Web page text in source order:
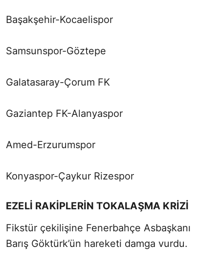
Başakşehir-Kocaelispor
Samsunspor-Göztepe
Galatasaray-Çorum FK
Gaziantep FK-Alanyaspor
Amed-Erzurumspor
Konyaspor-Çaykur Rizespor
EZELİ RAKİPLERİN TOKALAŞMA KRİZİ
Fikstür çekilişine Fenerbahçe Asbaşkanı
Barış Göktürk’ün hareketi damga vurdu.